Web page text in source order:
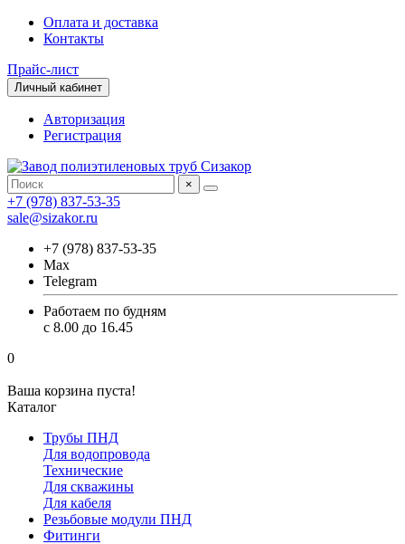
Оплата и доставка
Контакты
Прайс-лист
Личный кабинет
Авторизация
Регистрация
×
+7 (978) 837-53-35
sale@sizakor.ru
+7 (978) 837-53-35
Max
Telegram
Работаем по будням
с 8.00 до 16.45
0
Ваша корзина пуста!
Каталог
Трубы ПНД
Для водопровода
Технические
Для скважины
Для кабеля
Резьбовые модули ПНД
Фитинги